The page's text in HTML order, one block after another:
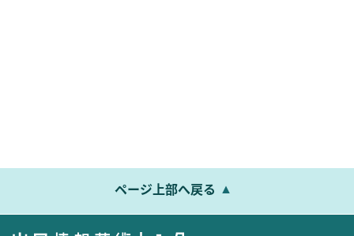
ページ上部へ戻る